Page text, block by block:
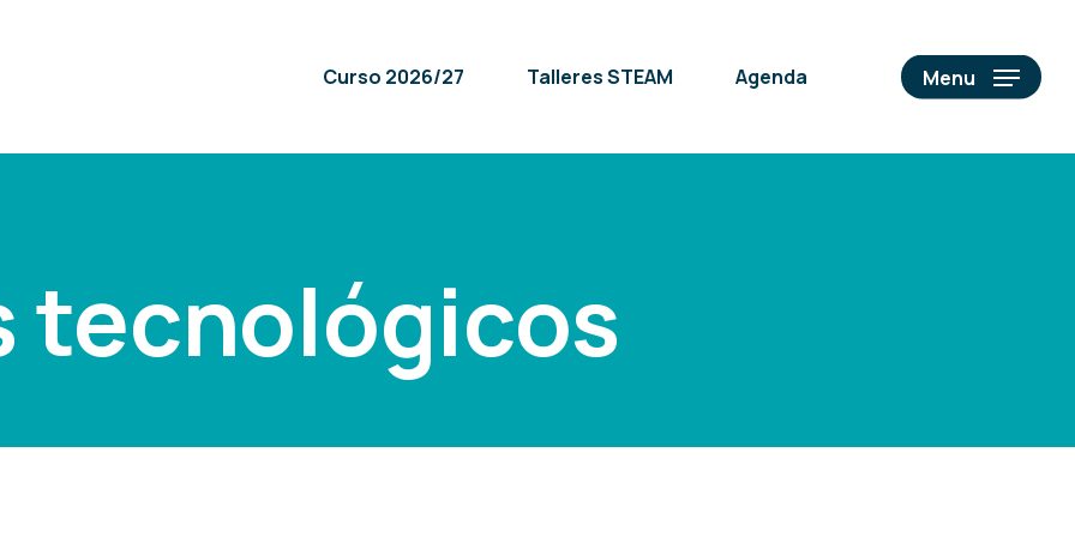
Curso 2026/27 Talleres STEAM Agenda Menu
tecnológicos